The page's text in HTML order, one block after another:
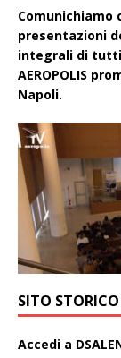
presentazioni
integrali di
AEROPOLIS
Napoli.
SITO
Accedi a